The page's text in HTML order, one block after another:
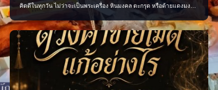
คิดดีในทุกวัน ไม่ว่าจะเป็นพระเครื่อง หินมงคล ตะกรุด หรือด้ายแดงมงคล
เลือกสิ่งที่เหมาะกับตัวเอง พกด้วยความศรัทธา และตั้งใจทำสิ่งดี ๆ แล้ว
พลังใจดี ๆ จะค่อย ๆ ตามมา เพจ ไสยะ ทำนาย ทายทัก เสน่ห์ ของขลัง ดูด
วง #ของมงคล #ของมงคลพกติดตั